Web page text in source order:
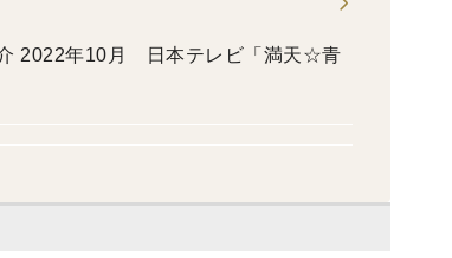
2022年10月 日本テレビ「満天☆青